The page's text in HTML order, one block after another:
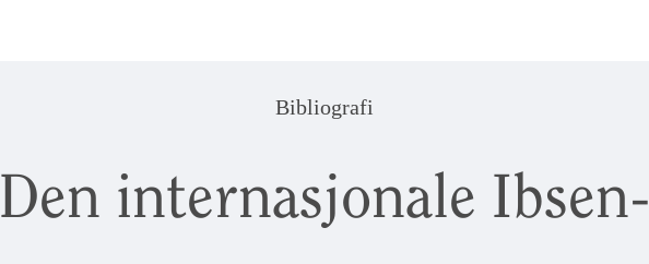
Bibliografi
Den internasjonale Ibsen-